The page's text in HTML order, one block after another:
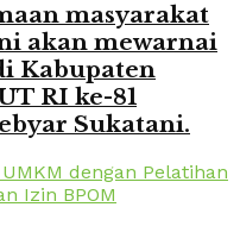
masyarakat
akan mewarnai
Kabupaten
RI ke-81
Sukatani.